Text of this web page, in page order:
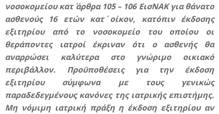
νοσοκομείου κατ΄ άρθρα 105 – 106 ΕισΝΑΚ για θάνατο
ασθενούς 16 ετών κατ΄ οίκον, κατόπιν έκδοσης
εξιτηρίου από το νοσοκομείο του οποίου οι
θεράποντες ιατροί έκριναν ότι ο ασθενής θα
αναρρώσει καλύτερα στο γνώριμο οικιακό
περιβάλλον. Προϋποθέσεις για την έκδοση
εξιτηρίου σύμφωνα με τους γενικώς
παραδεδεγμένους κανόνες της ιατρικής επιστήμης.
Μη νόμιμη ιατρική πράξη η έκδοση εξιτηρίου αν